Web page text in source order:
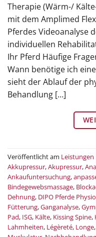
Therapie (Wärm-/
mit dem Amplimed
Pferdes Videoanalyse
individuellen
Ihr Pferd Häufige
Wann benötige ich
sieht der Ablauf der
Behandlung […]
Veröffentlicht am Leistungen
Akkupressur,Akupressur,
Ankaufuntersuchung,
Bindegewebsmassage,
Dehnung, DIPO Pferde
Fütterung,Ganganalyse,
Pad, ISG, Kälte, Kissing Spine,
Lahmheiten, Légèreté, Longe,